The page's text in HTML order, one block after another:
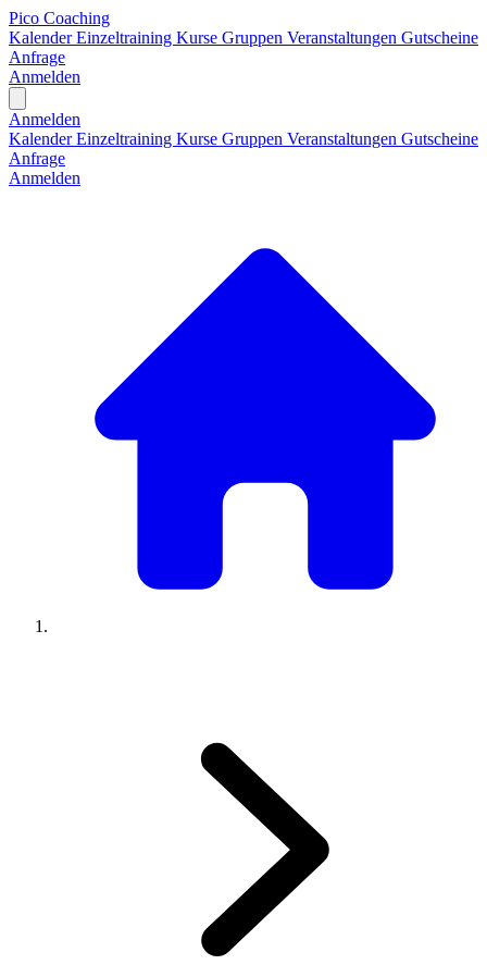
Pico Coaching
KalenderEinzeltraining Kurse Gruppen Veranstaltungen Gutscheine
Anfrage
Anmelden
Anmelden
KalenderEinzeltraining Kurse Gruppen Veranstaltungen Gutscheine
Anfrage
Anmelden